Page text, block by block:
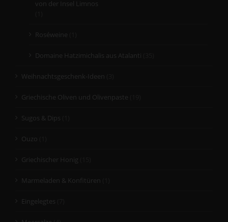
von der Insel Limnos
Roséweine
Domaine Hatzimichalis aus Atalanti
Weihnachtsgeschenk-Ideen
Griechische Oliven und Olivenpaste
Sugos & Dips
Ouzo
Griechischer Honig
Marmeladen & Konfitüren
Eingelegtes